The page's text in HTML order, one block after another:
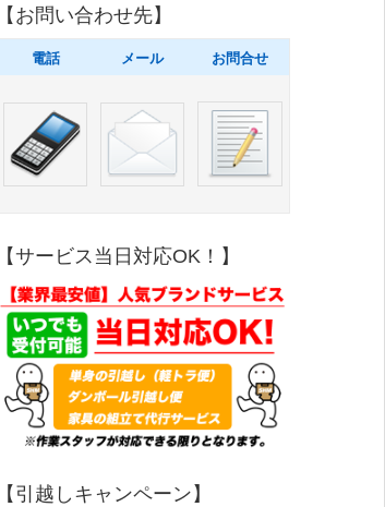
【お問い合わせ先】
電話 メール お問合せ
【サービス当日対応OK！】
【引越しキャンペーン】